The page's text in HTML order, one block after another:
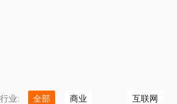
行业: 全部 商业 互联网